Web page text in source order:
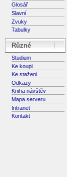
Glosář
Slavní
Zvuky
Tabulky
Různé
Studium
Ke koupi
Ke stažení
Odkazy
Kniha návštěv
Mapa serveru
Intranet
Kontakt